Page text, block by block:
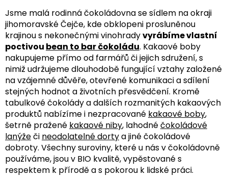
Jsme malá rodinná čokoládovna se sídlem na okraji
jihomoravské Čejče, kde obklopeni prosluněnou
krajinou s nekonečnými vinohradyvyrábíme vlastní
poctivou bean to bar čokoládu. Kakaové boby
nakupujeme přímo od farmářů či jejich sdružení, s
nimiž udržujeme dlouhodobě fungující vztahy založené
na vzájemné důvěře, otevřené komunikaci a sdílení
stejných hodnot a životních přesvědčení. Kromě
tabulkové čokolády a dalších rozmanitých kakaových
produktů nabízíme i nezpracované kakaové boby,
šetrně pražené kakaové niby, lahodnéčokoládové
lanýžeči neodolatelné dortya jiné čokoládové
dobroty. Všechny suroviny, které u nás v čokoládovně
používáme, jsou v BIO kvalitě, vypěstované s
respektem k přírodě a s pokorou k lidské práci.